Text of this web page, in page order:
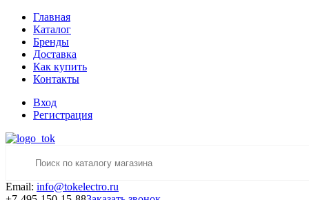
Главная
Каталог
Бренды
Доставка
Как купить
Контакты
Вход
Регистрация
Email: info@tokelectro.ru